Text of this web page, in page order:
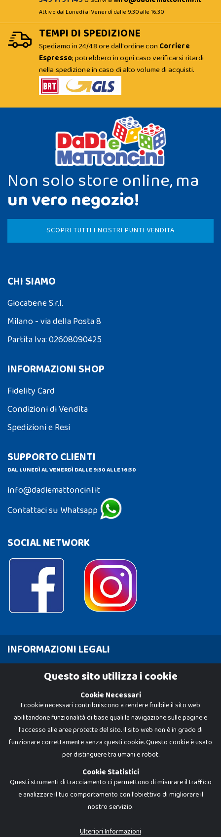
Attivo dal Lunedì al Venerdì dalle 9:30 alle 16:30
TEMPI DI SPEDIZIONE
Spediamo in 24/48 ore dall'ordine con Corriere
Espresso; potrebbero in ogni caso verificarsi ritardi
nella spedizione in caso di alto volume di acquisti.
Non solo store online, ma
un vero negozio!
SCOPRI TUTTI I NOSTRI PUNTI VENDITA
CHI SIAMO
Giocabene S.r.l.
Milano - via della Posta 8
Partita Iva: 02608090425
INFORMAZIONI SHOP
Fidelity Card
Condizioni di Vendita
Spedizioni e Resi
SUPPORTO CLIENTI
DAL LUNEDÌ AL VENERDÌ DALLE 9:30 ALLE 16:30
info@dadiemattoncini.it
Contattaci su Whatsapp
SOCIAL NETWORK
INFORMAZIONI LEGALI
Cookie Policy
Dadi e Mattoncini è un brand di Giocabene Srl. Ogni riproduzione o utilizzo non
I prezzi e le promozioni pubblicate potrebbero differire da quanto esposto in
Questo sito utilizza i cookie
Cookie Necessari
I cookie necessari contribuiscono a rendere fruibile il sito web
abilitandone funzionalità di base quali la navigazione sulle pagine e
l'accesso alle aree protette del sito. Il sito web non è in grado di
funzionare correttamente senza questi cookie. Questo cookie è usato
per distinguere tra umani e robot.
Cookie Statistici
Questi strumenti di tracciamento ci permettono di misurare il traffico
e analizzare il tuo comportamento con l'obiettivo di migliorare il
nostro servizio.
Ulteriori Informazioni